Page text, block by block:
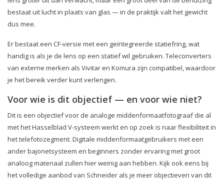
bestaat uit lucht in plaats van glas — in de praktijk valt het gewicht
dus mee.
Er bestaat een CF-versie met een geïntegreerde statiefring, wat
handig is als je de lens op een statief wil gebruiken. Teleconverters
van externe merken als Vivitar en Komura zijn compatibel, waardoor
je het bereik verder kunt verlengen.
Voor wie is dit objectief — en voor wie niet?
Dit is een objectief voor de analoge middenformaatfotograaf die al
met het Hasselblad V-systeem werkt en op zoek is naar flexibiliteit in
het telefotozegment. Digitale middenformaatgebruikers met een
ander bajonetsysteem en beginners zonder ervaring met groot
analoog materiaal zullen hier weinig aan hebben. Kijk ook eens bij
het volledige aanbod van Schneider als je meer objectieven van dit